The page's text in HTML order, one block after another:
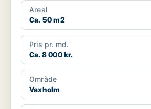
Areal
Ca. 50 m2
Pris pr. md.
Ca. 8 000 kr.
Område
Vaxholm